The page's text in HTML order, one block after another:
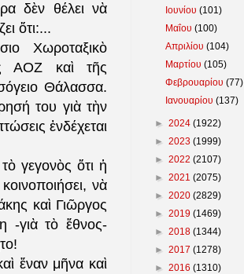
δὲν θέλει νὰ
ὅτι:...
Χωροταξικὸ
ΑΟΖ καὶ τῆς
Θάλασσα.
του γιὰ τὴν
ἐνδέχεται
γεγονὸς ὅτι ἡ
νὰ
καὶ Γιῶργος
-γιὰ τὸ ἔθνος-
ἕναν μῆνα καὶ
Ιουνίου(101)
Μαΐου(100)
Απριλίου(104)
Μαρτίου(105)
Φεβρουαρίου(77)
Ιανουαρίου(137)
► 2024 (1922)
► 2023 (1999)
► 2022 (2107)
► 2021 (2075)
► 2020 (2829)
► 2019 (1469)
► 2018 (1344)
► 2017 (1278)
► 2016 (1310)